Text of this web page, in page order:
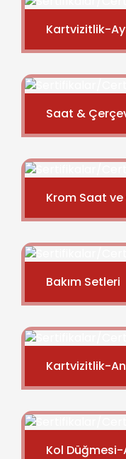
Kartvizitlik-
Saat &
Krom Saat
Bakım Setleri
Kartvizitlik-
Kol